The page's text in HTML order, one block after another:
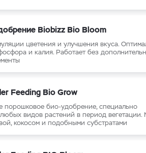
Biobizz Bio Bloom
цветения и улучшения вкуса.
и калия. Работает без
Feeding Bio Grow
порошковое био-удобрение, специально
видов растений в период
кокосом и подобными субстратами